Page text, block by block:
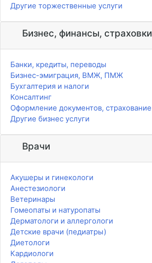
Другие торжественные услуги
Бизнес, финансы, страховки
Банки, кредиты, переводы
Бизнес-эмиграция, ВМЖ, ПМЖ
Бухгалтерия и налоги
Консалтинг
Оформление документов, страхование
Другие бизнес услуги
Врачи
Акушеры и гинекологи
Анестезиологи
Ветеринары
Гомеопаты и натуропаты
Дерматологи и аллергологи
Детские врачи (педиатры)
Диетологи
Кардиологи